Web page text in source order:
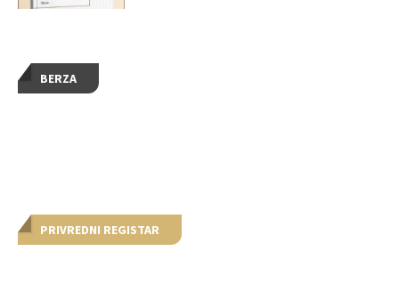
BERZA
PRIVREDNI REGISTAR